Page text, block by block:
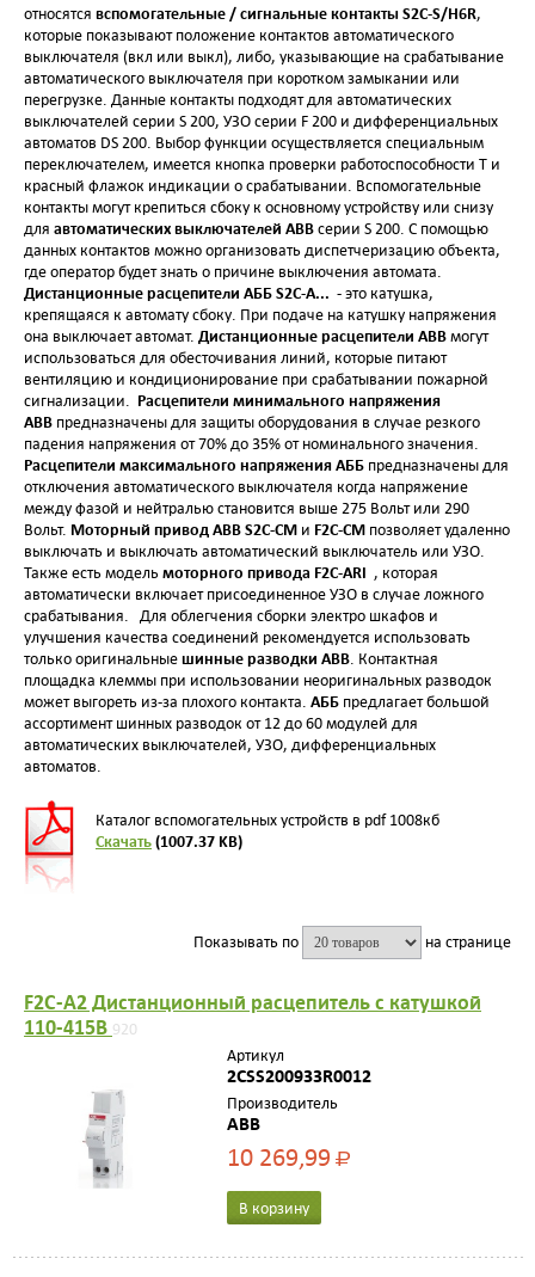
относятся вспомогательные / сигнальные контактыS2C-S/H6R,
которые показывают положение контактов автоматического
выключателя (вкл или выкл), либо, указывающие на срабатывание
автоматического выключателя при коротком замыкании или
перегрузке. Данные контакты подходят для автоматических
выключателей серии S 200, УЗО серии F 200 и дифференциальных
автоматов DS 200. Выбор функции осуществляется специальным
переключателем, имеется кнопка проверки работоспособности Т и
красный флажок индикации о срабатывании. Вспомогательные
контакты могут крепиться сбоку к основному устройству или снизу
для автоматических выключателей АВВсерии S 200. С помощью
данных контактов можно организовать диспетчеризацию объекта,
где оператор будет знать о причине выключения автомата.
Дистанционные расцепители АББ S2C-A... - это катушка,
крепящаяся к автомату сбоку. При подаче на катушку напряжения
она выключает автомат. Дистанционные расцепители ABBмогут
использоваться для обесточивания линий, которые питают
вентиляцию и кондиционирование при срабатывании пожарной
сигнализации. Расцепители минимального напряжения
АВВ предназначены для защиты оборудования в случае резкого
падения напряжения от 70% до 35% от номинального значения.
Расцепители максимального напряжения АББ предназначены для
отключения автоматического выключателя когда напряжение
между фазой и нейтралью становится выше 275 Вольт или 290
Вольт. Моторный привод ABB S2C-CM и F2C-CM позволяет удаленно
выключать и выключать автоматический выключатель или УЗО.
Также есть модельмоторного привода F2C-ARI , которая
автоматически включает присоединенное УЗО в случае ложного
срабатывания. Для облегчения сборки электро шкафов и
улучшения качества соединений рекомендуется использовать
только оригинальныешинные разводки ABB. Контактная
площадка клеммы при использовании неоригинальных разводок
может выгореть из-за плохого контакта. АББ предлагает большой
ассортимент шинных разводок от 12 до 60 модулей для
автоматических выключателей, УЗО, дифференциальных
автоматов.
Каталог вспомогательных устройств в pdf 1008кб
Скачать(1007.37 KB)
Показывать по на странице
F2C-A2 Дистанционный расцепитель с катушкой
110-415В 920
Артикул
2CSS200933R0012
Производитель
ABB
10 269,99Р
В корзину